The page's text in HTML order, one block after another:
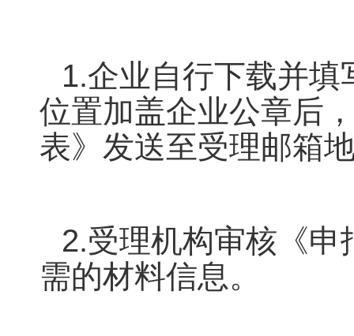
1.企业自行下载并
位置加盖企业公章后
表》发送至受理邮箱
2.受理机构审核《
需的材料信息。